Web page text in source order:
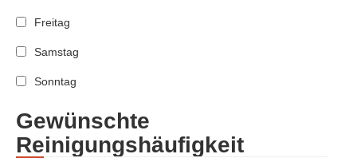
Freitag
Samstag
Sonntag
Gewünschte
Reinigungshäufigkeit